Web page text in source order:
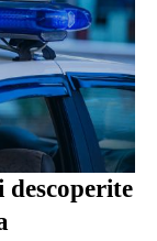
descoperite